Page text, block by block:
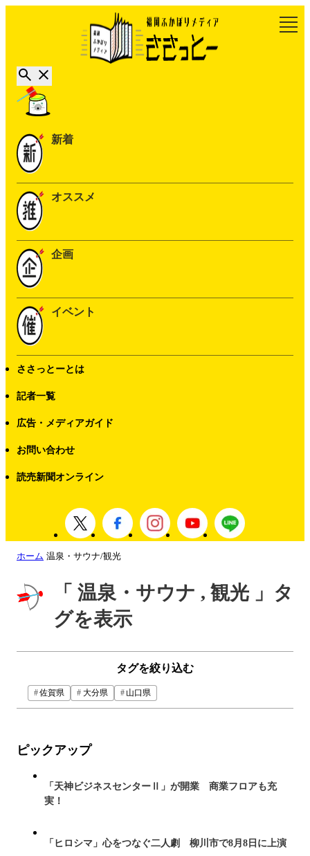
新着
オススメ
企画
イベント
ささっとーとは
記者一覧
広告・メディアガイド
お問い合わせ
読売新聞オンライン
ホーム 温泉・サウナ/観光
「 温泉・サウナ , 観光 」タ
グを表示
タグを絞り込む
佐賀県 大分県 山口県
ピックアップ
「天神ビジネスセンターⅡ」が開業 商業フロアも充
実！
「ヒロシマ」心をつなぐ二人劇 柳川市で8月8日に上演